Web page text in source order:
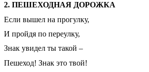
2. ПЕШЕХОДНАЯ ДОРОЖКА
Если вышел на прогулку,
И пройдя по переулку,
Знак увидел ты такой –
Пешеход! Знак это твой!